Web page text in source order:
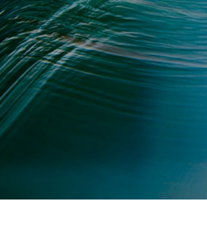
25.11.2015|Datenstrategie &